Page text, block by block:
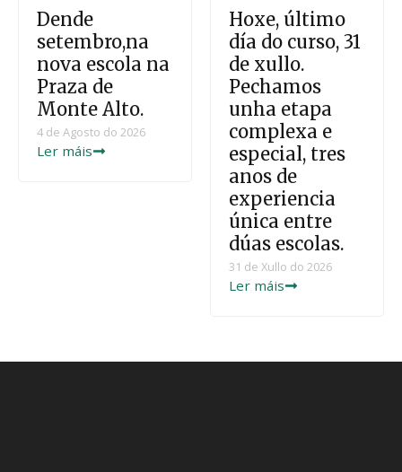
Dende
setembro,na
nova escola na
Praza de
Monte Alto.
4 de Agosto do 2026
Ler máis
Hoxe, último
día do curso, 31
de xullo.
Pechamos
unha etapa
complexa e
especial, tres
anos de
experiencia
única entre
dúas escolas.
31 de Xullo do 2026
Ler máis